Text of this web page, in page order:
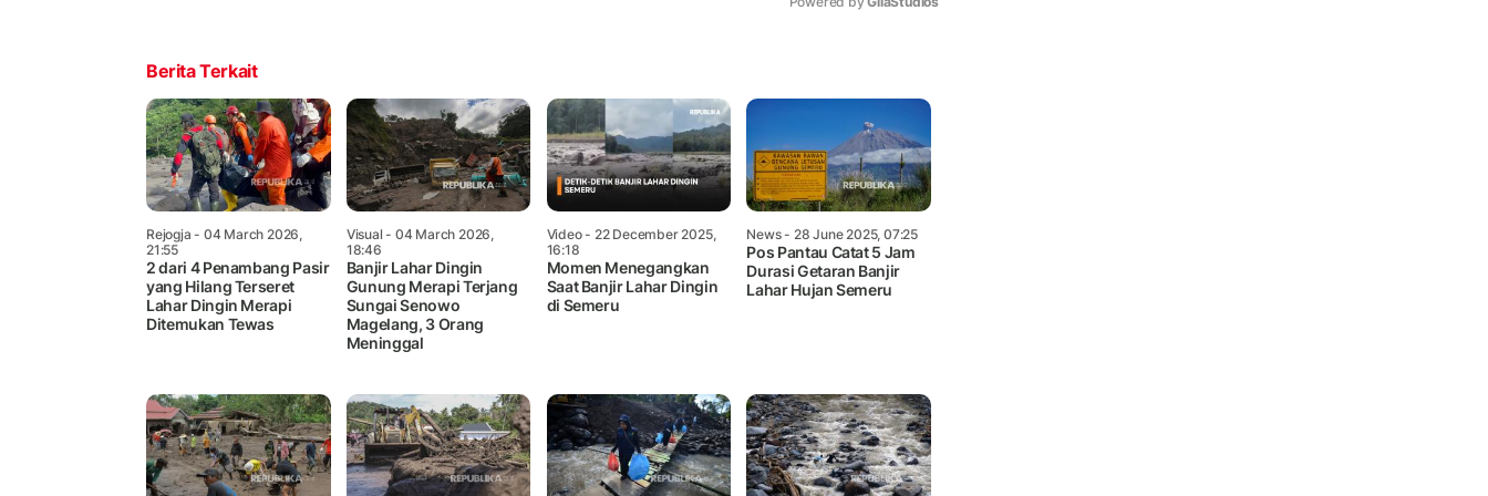
Berita Terkait
Rejogja - 04 March 2026,
21:55
2 dari 4 Penambang Pasir
yang Hilang Terseret
Lahar Dingin Merapi
Ditemukan Tewas
Visual - 04 March 2026,
18:46
Banjir Lahar Dingin
Gunung Merapi Terjang
Sungai Senowo
Magelang, 3 Orang
Meninggal
Video- 22 December 2025,
16:18
Momen Menegangkan
Saat Banjir Lahar Dingin
di Semeru
News- 28 June 2025, 07:25
Pos Pantau Catat 5 Jam
Durasi Getaran Banjir
Lahar Hujan Semeru